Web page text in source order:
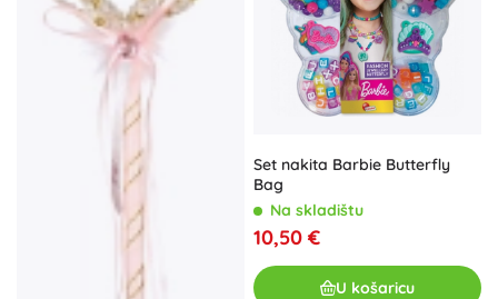
Set nakita Barbie Butterfly
Bag
Na skladištu
10,50 €
U košaricu